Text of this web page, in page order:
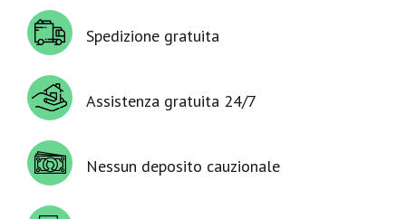
Spedizione gratuita
Assistenza gratuita 24/7
Nessun deposito cauzionale